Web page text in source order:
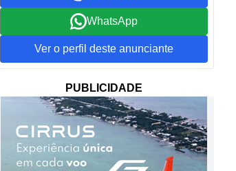
WhatsApp
Ver o perfil deste anunciante
PUBLICIDADE